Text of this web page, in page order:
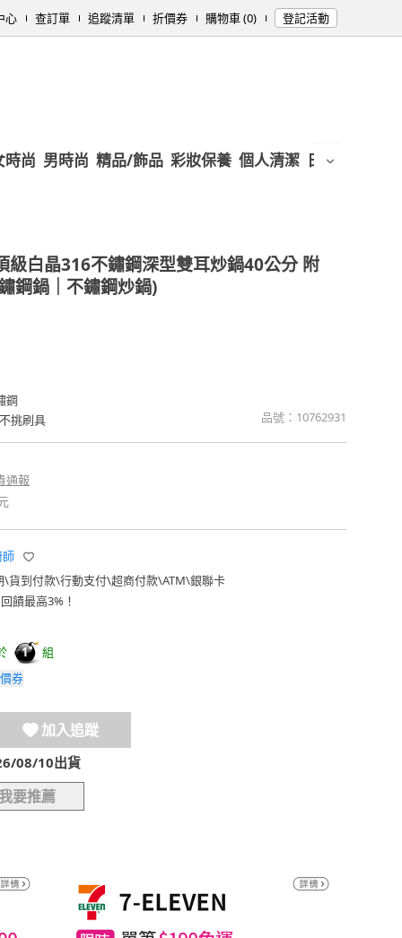
心 查訂單 追蹤清單 折價券 購物車 (0) 登記活動
時尚 男時尚 精品/飾品 彩妝保養 個人清潔 日用/紙品
級白晶316不鏽鋼深型雙耳炒鍋40公分 附
鋼鍋｜不鏽鋼炒鍋)
鋼
挑刷具
品號： 10762931
通報
師
\貨到付款\行動支付\超商付款\ATM\銀聯卡
饋最高3%！
1
組
券
加入追蹤
08/10出貨
我要推薦